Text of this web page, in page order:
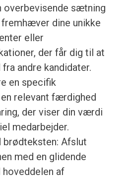
overbevisende sætning
dine unikke
eller
der får dig til at
andre kandidater.
en specifik
relevant færdighed
der viser din værdi
medarbejder.
brødteksten: Afslut
med en glidende
af